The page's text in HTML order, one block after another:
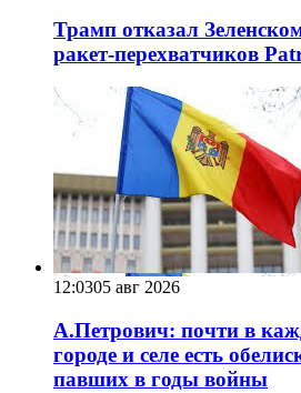
Трамп отказал
ракет-перехватчиков
12:0305 авг 2026
А.Петрович: почти в
городе и селе есть
павших в годы войны